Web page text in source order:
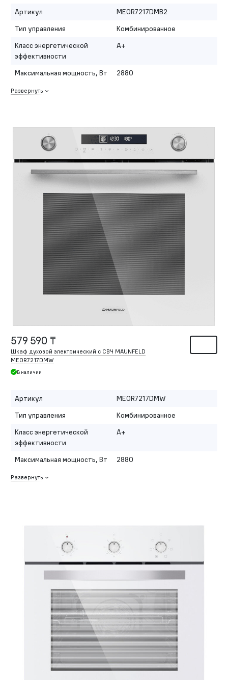
Артикул
MEOR7217DMB2
Тип управления
Комбинированное
Класс энергетической
эффективности
A+
Максимальная мощность, Вт 2880
Развернуть
579 590 ₸
Шкаф духовой электрический с СВЧ MAUNFELD
MEOR7217DMW
В наличии
Артикул
MEOR7217DMW
Тип управления
Комбинированное
Класс энергетической
эффективности
A+
Максимальная мощность, Вт 2880
Развернуть